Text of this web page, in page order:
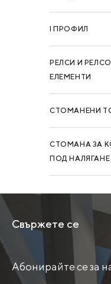
I ПРОФИЛ
РЕЛСИ И
ЕЛЕМЕНТИ
СТОМАНЕНИ
СТОМАНА ЗА
ПОД НАЛЯГАНЕ
Свържете се
Абонирайте се за